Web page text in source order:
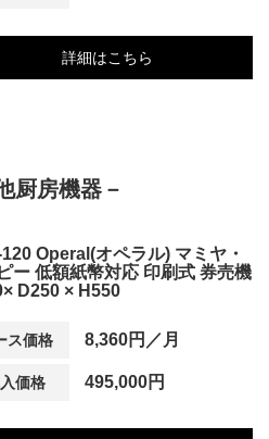
詳細はこちら
厨房機器－
Operal(オペラル) マミヤ・
ー 低額紙幣対応 印刷式 券売機
D250 × H550
ス価格 8,360円／月
価格 495,000円